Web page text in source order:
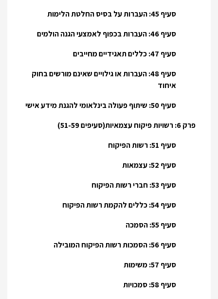
סעיף 45: העברות על בסיס החלטת הלימות
סעיף 46: העברות בכפוף לאמצעי הגנה הולמים
סעיף 47: כללים תאגידיים מחייבים
סעיף 48: העברות או גילויים שאינם מורשים בחוק
איחוד
סעיף 50: שיתוף פעולה בינלאומי להגנת מידע אישי
פרק 6: רשויות פיקוח עצמאיות(סעיפים 51-59)
סעיף 51: רשות הפיקוח
סעיף 52: עצמאות
סעיף 53: חברי רשות הפיקוח
סעיף 54: כללים להקמת רשות הפיקוח
סעיף 55: הסמכה
סעיף 56: הסמכות רשות הפיקוח המובילה
סעיף 57: משימות
סעיף 58: סמכויות